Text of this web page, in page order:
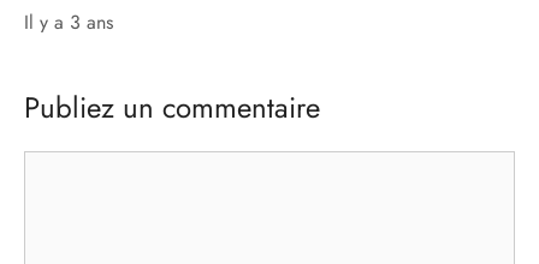
il y a 3 ans
Publiez un commentaire